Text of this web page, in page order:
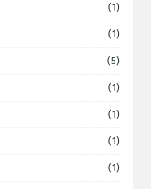
(1)
(1)
(5)
(1)
(1)
(1)
(1)